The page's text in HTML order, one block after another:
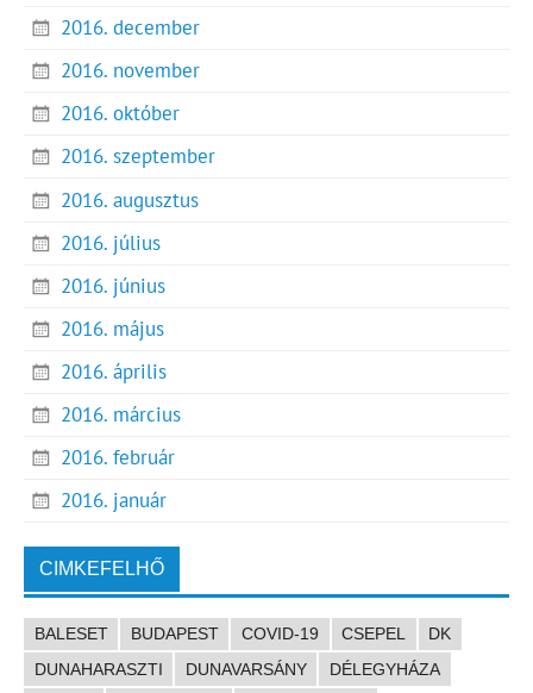
2016. december
2016. november
2016. október
2016. szeptember
2016. augusztus
2016. július
2016. június
2016. május
2016. április
2016. március
2016. február
2016. január
CIMKEFELHŐ
BALESET BUDAPEST COVID-19 CSEPEL
DK
DUNAHARASZTI
DUNAVARSÁNY
DÉLEGYHÁZA